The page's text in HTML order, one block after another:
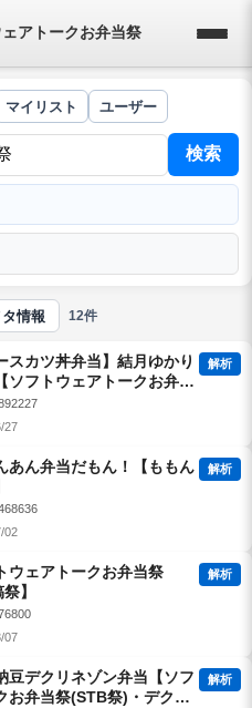
アトークお弁当祭
マイリスト ユーザー
検索
タ情報 12件
スカツ丼弁当】結月ゆかり
ソフトウェアトークお弁当
解析
27
あん弁当だもん！【ももん
解析
02
ウェアトークお弁当祭
】
解析
07
豆デクリネゾン弁当【ソフ
お弁当祭(STB祭)・デクリ
解析